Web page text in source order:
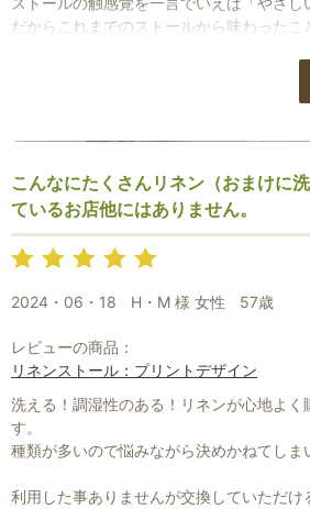
だからこれまでのストールから味わったこ
朝にメールが届いたときにはびっくりしま
おひとり、おひとりの個性あるメールです
られます。
こんなにたくさんリネン（おまけに
ているお店他にはありません。
2024・06・18 H・M 様 女性 57歳
レビューの商品：
リネンストール：プリントデザイン
洗える！調湿性のある！リネンが心地よく
す。
種類が多いので悩みながら決めかねてしま
利用した事ありませんが交換していただけ